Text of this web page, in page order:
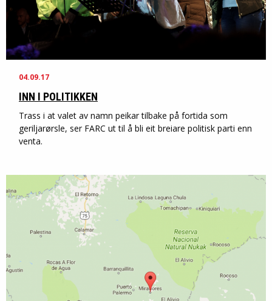
04.09.17
INN I POLITIKKEN
Trass i at valet av namn peikar tilbake på fortida som
geriljarørsle, ser FARC ut til å bli eit breiare politisk parti enn
venta.